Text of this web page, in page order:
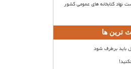
نهاد کتابخانه های عمومی کشور
ترین ها
باید برطرف شود